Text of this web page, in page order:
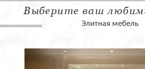
Выберите ваш
Элитная мебель